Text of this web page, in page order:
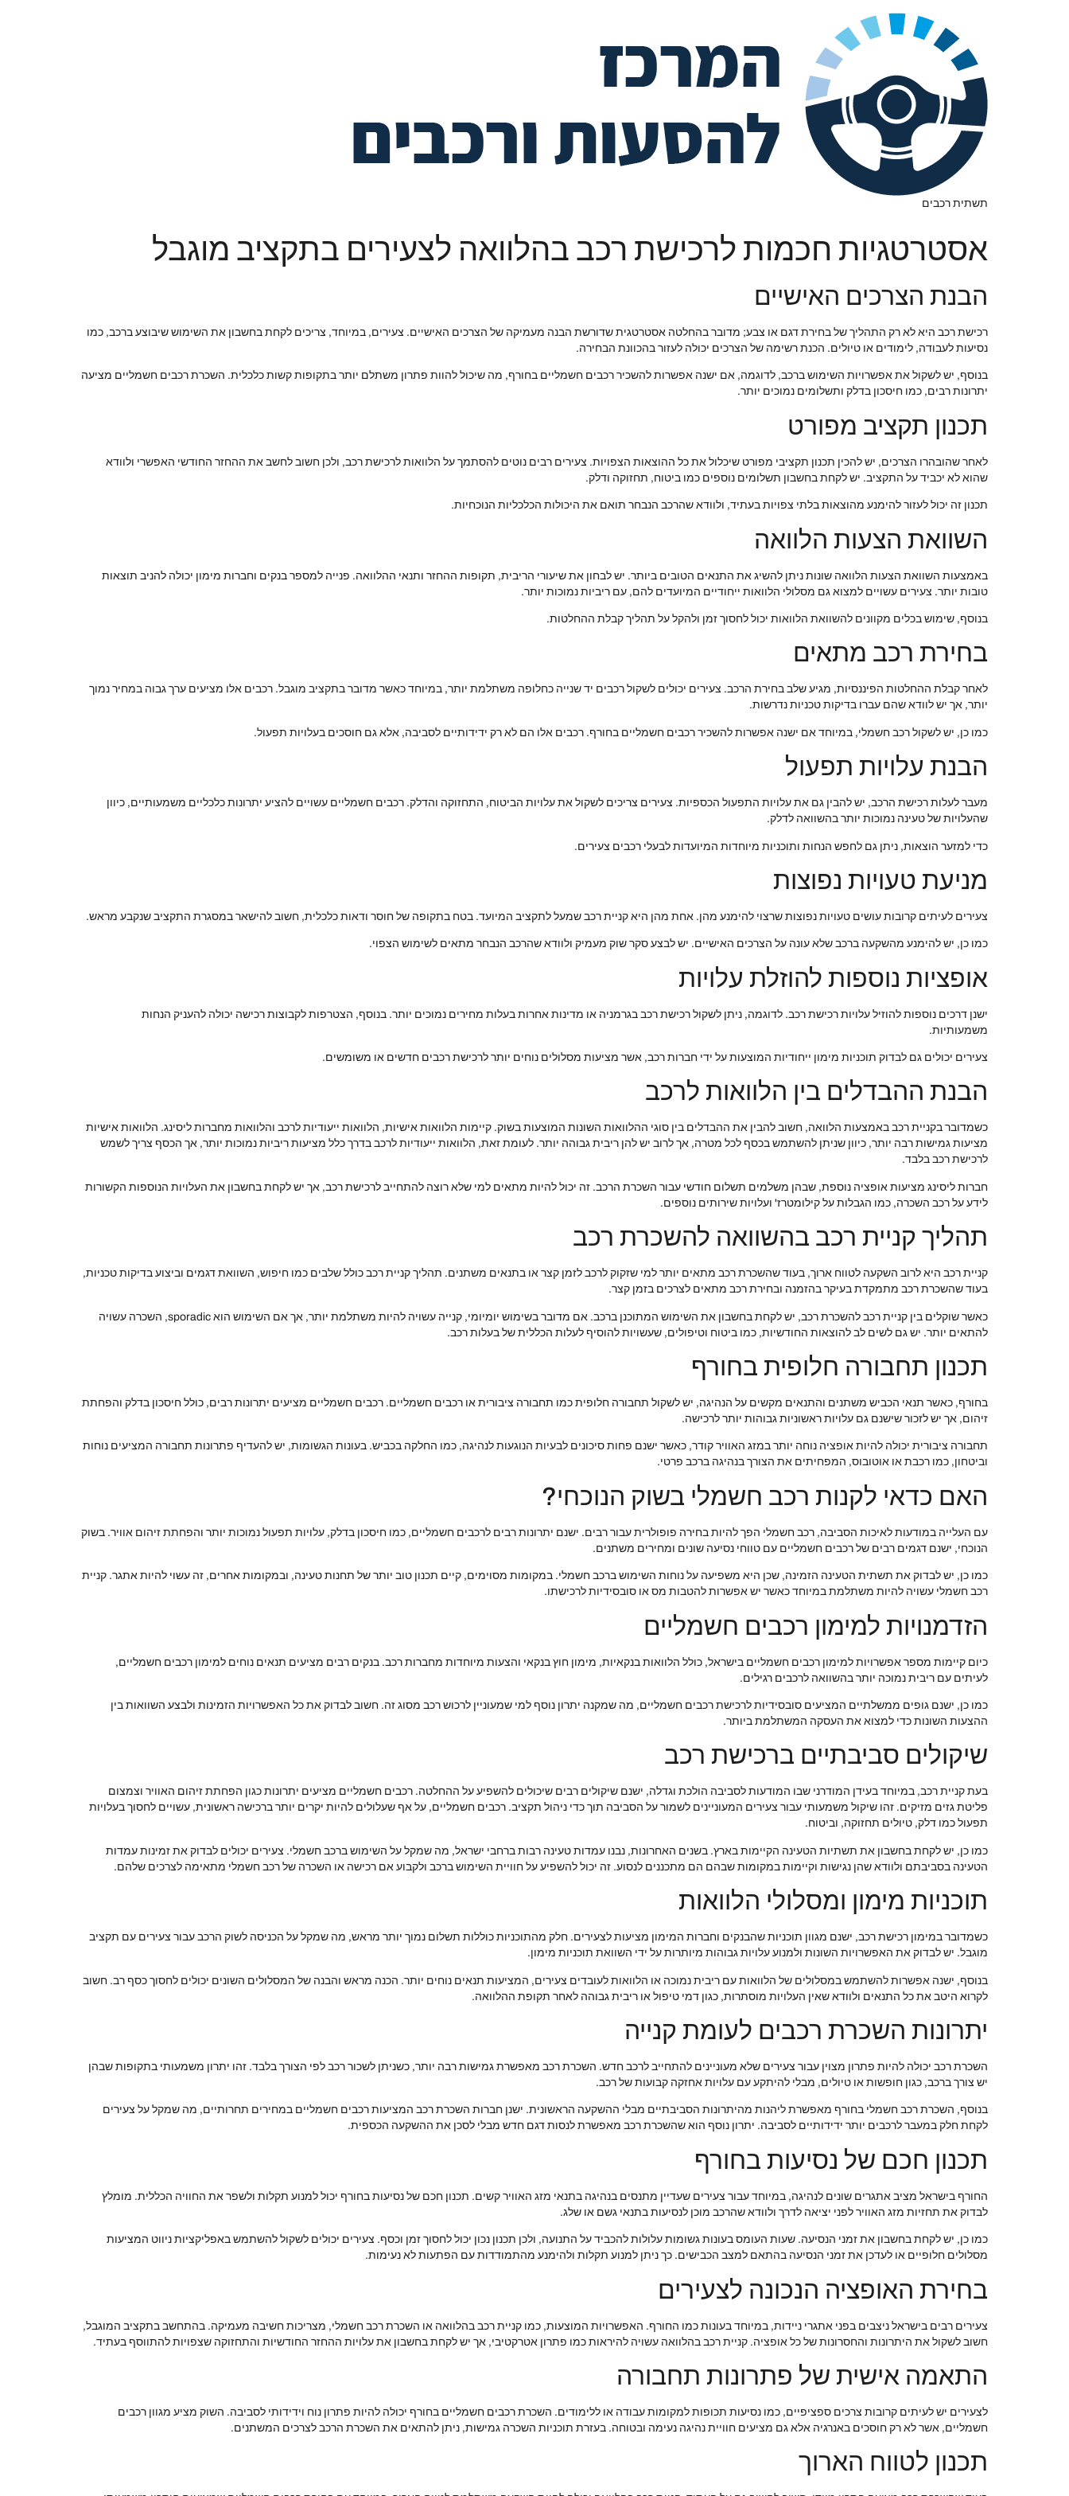
תשתית רכבים
אסטרטגיות חכמות לרכישת רכב בהלוואה לצעירים בתקציב מוגבל
הבנת הצרכים האישיים
רכישת רכב היא לא רק התהליך של בחירת דגם או צבע; מדובר בהחלטה אסטרטגית שדורשת הבנה מעמיקה של הצרכים האישיים. צעירים, במיוחד, צריכים לקחת בחשבון את השימוש שיבוצע ברכב, כמו
נסיעות לעבודה, לימודים או טיולים. הכנת רשימה של הצרכים יכולה לעזור בהכוונת הבחירה.
בנוסף, יש לשקול את אפשרויות השימוש ברכב, לדוגמה, אם ישנה אפשרות להשכיר רכבים חשמליים בחורף, מה שיכול להוות פתרון משתלם יותר בתקופות קשות כלכלית. השכרת רכבים חשמליים מציעה
יתרונות רבים, כמו חיסכון בדלק ותשלומים נמוכים יותר.
תכנון תקציב מפורט
לאחר שהובהרו הצרכים, יש להכין תכנון תקציבי מפורט שיכלול את כל ההוצאות הצפויות. צעירים רבים נוטים להסתמך על הלוואות לרכישת רכב, ולכן חשוב לחשב את ההחזר החודשי האפשרי ולוודא
שהוא לא יכביד על התקציב. יש לקחת בחשבון תשלומים נוספים כמו ביטוח, תחזוקה ודלק.
תכנון זה יכול לעזור להימנע מהוצאות בלתי צפויות בעתיד, ולוודא שהרכב הנבחר תואם את היכולות הכלכליות הנוכחיות.
השוואת הצעות הלוואה
באמצעות השוואת הצעות הלוואה שונות ניתן להשיג את התנאים הטובים ביותר. יש לבחון את שיעורי הריבית, תקופות ההחזר ותנאי ההלוואה. פנייה למספר בנקים וחברות מימון יכולה להניב תוצאות
טובות יותר. צעירים עשויים למצוא גם מסלולי הלוואות ייחודיים המיועדים להם, עם ריביות נמוכות יותר.
בנוסף, שימוש בכלים מקוונים להשוואת הלוואות יכול לחסוך זמן ולהקל על תהליך קבלת ההחלטות.
בחירת רכב מתאים
לאחר קבלת ההחלטות הפיננסיות, מגיע שלב בחירת הרכב. צעירים יכולים לשקול רכבים יד שנייה כחלופה משתלמת יותר, במיוחד כאשר מדובר בתקציב מוגבל. רכבים אלו מציעים ערך גבוה במחיר נמוך
יותר, אך יש לוודא שהם עברו בדיקות טכניות נדרשות.
כמו כן, יש לשקול רכב חשמלי, במיוחד אם ישנה אפשרות להשכיר רכבים חשמליים בחורף. רכבים אלו הם לא רק ידידותיים לסביבה, אלא גם חוסכים בעלויות תפעול.
הבנת עלויות תפעול
מעבר לעלות רכישת הרכב, יש להבין גם את עלויות התפעול הכספיות. צעירים צריכים לשקול את עלויות הביטוח, התחזוקה והדלק. רכבים חשמליים עשויים להציע יתרונות כלכליים משמעותיים, כיוון
שהעלויות של טעינה נמוכות יותר בהשוואה לדלק.
כדי למזער הוצאות, ניתן גם לחפש הנחות ותוכניות מיוחדות המיועדות לבעלי רכבים צעירים.
מניעת טעויות נפוצות
צעירים לעיתים קרובות עושים טעויות נפוצות שרצוי להימנע מהן. אחת מהן היא קניית רכב שמעל לתקציב המיועד. בטח בתקופה של חוסר ודאות כלכלית, חשוב להישאר במסגרת התקציב שנקבע מראש.
כמו כן, יש להימנע מהשקעה ברכב שלא עונה על הצרכים האישיים. יש לבצע סקר שוק מעמיק ולוודא שהרכב הנבחר מתאים לשימוש הצפוי.
אופציות נוספות להוזלת עלויות
ישנן דרכים נוספות להוזיל עלויות רכישת רכב. לדוגמה, ניתן לשקול רכישת רכב בגרמניה או מדינות אחרות בעלות מחירים נמוכים יותר. בנוסף, הצטרפות לקבוצות רכישה יכולה להעניק הנחות
משמעותיות.
צעירים יכולים גם לבדוק תוכניות מימון ייחודיות המוצעות על ידי חברות רכב, אשר מציעות מסלולים נוחים יותר לרכישת רכבים חדשים או משומשים.
הבנת ההבדלים בין הלוואות לרכב
כשמדובר בקניית רכב באמצעות הלוואה, חשוב להבין את ההבדלים בין סוגי ההלוואות השונות המוצעות בשוק. קיימות הלוואות אישיות, הלוואות ייעודיות לרכב והלוואות מחברות ליסינג. הלוואות אישיות
מציעות גמישות רבה יותר, כיוון שניתן להשתמש בכסף לכל מטרה, אך לרוב יש להן ריבית גבוהה יותר. לעומת זאת, הלוואות ייעודיות לרכב בדרך כלל מציעות ריביות נמוכות יותר, אך הכסף צריך לשמש
לרכישת רכב בלבד.
חברות ליסינג מציעות אופציה נוספת, שבהן משלמים תשלום חודשי עבור השכרת הרכב. זה יכול להיות מתאים למי שלא רוצה להתחייב לרכישת רכב, אך יש לקחת בחשבון את העלויות הנוספות הקשורות
לידע על רכב השכרה, כמו הגבלות על קילומטרז' ועלויות שירותים נוספים.
תהליך קניית רכב בהשוואה להשכרת רכב
קניית רכב היא לרוב השקעה לטווח ארוך, בעוד שהשכרת רכב מתאים יותר למי שזקוק לרכב לזמן קצר או בתנאים משתנים. תהליך קניית רכב כולל שלבים כמו חיפוש, השוואת דגמים וביצוע בדיקות טכניות,
בעוד שהשכרת רכב מתמקדת בעיקר בהזמנה ובחירת רכב מתאים לצרכים בזמן קצר.
כאשר שוקלים בין קניית רכב להשכרת רכב, יש לקחת בחשבון את השימוש המתוכנן ברכב. אם מדובר בשימוש יומיומי, קנייה עשויה להיות משתלמת יותר, אך אם השימוש הוא sporadic, השכרה עשויה
להתאים יותר. יש גם לשים לב להוצאות החודשיות, כמו ביטוח וטיפולים, שעשויות להוסיף לעלות הכללית של בעלות רכב.
תכנון תחבורה חלופית בחורף
בחורף, כאשר תנאי הכביש משתנים והתנאים מקשים על הנהיגה, יש לשקול תחבורה חלופית כמו תחבורה ציבורית או רכבים חשמליים. רכבים חשמליים מציעים יתרונות רבים, כולל חיסכון בדלק והפחתת
זיהום, אך יש לזכור שישנם גם עלויות ראשוניות גבוהות יותר לרכישה.
תחבורה ציבורית יכולה להיות אופציה נוחה יותר במזג האוויר קודר, כאשר ישנם פחות סיכונים לבעיות הנוגעות לנהיגה, כמו החלקה בכביש. בעונות הגשומות, יש להעדיף פתרונות תחבורה המציעים נוחות
וביטחון, כמו רכבת או אוטובוס, המפחיתים את הצורך בנהיגה ברכב פרטי.
האם כדאי לקנות רכב חשמלי בשוק הנוכחי?
עם העלייה במודעות לאיכות הסביבה, רכב חשמלי הפך להיות בחירה פופולרית עבור רבים. ישנם יתרונות רבים לרכבים חשמליים, כמו חיסכון בדלק, עלויות תפעול נמוכות יותר והפחתת זיהום אוויר. בשוק
הנוכחי, ישנם דגמים רבים של רכבים חשמליים עם טווחי נסיעה שונים ומחירים משתנים.
כמו כן, יש לבדוק את תשתית הטעינה הזמינה, שכן היא משפיעה על נוחות השימוש ברכב חשמלי. במקומות מסוימים, קיים תכנון טוב יותר של תחנות טעינה, ובמקומות אחרים, זה עשוי להיות אתגר. קניית
רכב חשמלי עשויה להיות משתלמת במיוחד כאשר יש אפשרות להטבות מס או סובסידיות לרכישתו.
הזדמנויות למימון רכבים חשמליים
כיום קיימות מספר אפשרויות למימון רכבים חשמליים בישראל, כולל הלוואות בנקאיות, מימון חוץ בנקאי והצעות מיוחדות מחברות רכב. בנקים רבים מציעים תנאים נוחים למימון רכבים חשמליים,
לעיתים עם ריבית נמוכה יותר בהשוואה לרכבים רגילים.
כמו כן, ישנם גופים ממשלתיים המציעים סובסידיות לרכישת רכבים חשמליים, מה שמקנה יתרון נוסף למי שמעוניין לרכוש רכב מסוג זה. חשוב לבדוק את כל האפשרויות הזמינות ולבצע השוואות בין
ההצעות השונות כדי למצוא את העסקה המשתלמת ביותר.
שיקולים סביבתיים ברכישת רכב
בעת קניית רכב, במיוחד בעידן המודרני שבו המודעות לסביבה הולכת וגדלה, ישנם שיקולים רבים שיכולים להשפיע על ההחלטה. רכבים חשמליים מציעים יתרונות כגון הפחתת זיהום האוויר וצמצום
פליטת גזים מזיקים. זהו שיקול משמעותי עבור צעירים המעוניינים לשמור על הסביבה תוך כדי ניהול תקציב. רכבים חשמליים, על אף שעלולים להיות יקרים יותר ברכישה ראשונית, עשויים לחסוך בעלויות
תפעול כמו דלק, טיולים תחזוקה, וביטוח.
כמו כן, יש לקחת בחשבון את תשתיות הטעינה הקיימות בארץ. בשנים האחרונות, נבנו עמדות טעינה רבות ברחבי ישראל, מה שמקל על השימוש ברכב חשמלי. צעירים יכולים לבדוק את זמינות עמדות
הטעינה בסביבתם ולוודא שהן נגישות וקיימות במקומות שבהם הם מתכננים לנסוע. זה יכול להשפיע על חוויית השימוש ברכב ולקבוע אם רכישה או השכרה של רכב חשמלי מתאימה לצרכים שלהם.
תוכניות מימון ומסלולי הלוואות
כשמדובר במימון רכישת רכב, ישנם מגוון תוכניות שהבנקים וחברות המימון מציעות לצעירים. חלק מהתוכניות כוללות תשלום נמוך יותר מראש, מה שמקל על הכניסה לשוק הרכב עבור צעירים עם תקציב
מוגבל. יש לבדוק את האפשרויות השונות ולמנוע עלויות גבוהות מיותרות על ידי השוואת תוכניות מימון.
בנוסף, ישנה אפשרות להשתמש במסלולים של הלוואות עם ריבית נמוכה או הלוואות לעובדים צעירים, המציעות תנאים נוחים יותר. הכנה מראש והבנה של המסלולים השונים יכולים לחסוך כסף רב. חשוב
לקרוא היטב את כל התנאים ולוודא שאין העלויות מוסתרות, כגון דמי טיפול או ריבית גבוהה לאחר תקופת ההלוואה.
יתרונות השכרת רכבים לעומת קנייה
השכרת רכב יכולה להיות פתרון מצוין עבור צעירים שלא מעוניינים להתחייב לרכב חדש. השכרת רכב מאפשרת גמישות רבה יותר, כשניתן לשכור רכב לפי הצורך בלבד. זהו יתרון משמעותי בתקופות שבהן
יש צורך ברכב, כגון חופשות או טיולים, מבלי להיתקע עם עלויות אחזקה קבועות של רכב.
בנוסף, השכרת רכב חשמלי בחורף מאפשרת ליהנות מהיתרונות הסביבתיים מבלי ההשקעה הראשונית. ישנן חברות השכרת רכב המציעות רכבים חשמליים במחירים תחרותיים, מה שמקל על צעירים
לקחת חלק במעבר לרכבים יותר ידידותיים לסביבה. יתרון נוסף הוא שהשכרת רכב מאפשרת לנסות דגם חדש מבלי לסכן את ההשקעה הכספית.
תכנון חכם של נסיעות בחורף
החורף בישראל מציב אתגרים שונים לנהיגה, במיוחד עבור צעירים שעדיין מתנסים בנהיגה בתנאי מזג האוויר קשים. תכנון חכם של נסיעות בחורף יכול למנוע תקלות ולשפר את החוויה הכללית. מומלץ
לבדוק את תחזיות מזג האוויר לפני יציאה לדרך ולוודא שהרכב מוכן לנסיעות בתנאי גשם או שלג.
כמו כן, יש לקחת בחשבון את זמני הנסיעה. שעות העומס בעונות גשומות עלולות להכביד על התנועה, ולכן תכנון נכון יכול לחסוך זמן וכסף. צעירים יכולים לשקול להשתמש באפליקציות ניווט המציעות
מסלולים חלופיים או לעדכן את זמני הנסיעה בהתאם למצב הכבישים. כך ניתן למנוע תקלות ולהימנע מהתמודדות עם הפתעות לא נעימות.
בחירת האופציה הנכונה לצעירים
צעירים רבים בישראל ניצבים בפני אתגרי ניידות, במיוחד בעונות כמו החורף. האפשרויות המוצעות, כמו קניית רכב בהלוואה או השכרת רכב חשמלי, מצריכות חשיבה מעמיקה. בהתחשב בתקציב המוגבל,
חשוב לשקול את היתרונות והחסרונות של כל אופציה. קניית רכב בהלוואה עשויה להיראות כמו פתרון אטרקטיבי, אך יש לקחת בחשבון את עלויות ההחזר החודשיות והתחזוקה שצפויות להתווסף בעתיד.
התאמה אישית של פתרונות תחבורה
לצעירים יש לעיתים קרובות צרכים ספציפיים, כמו נסיעות תכופות למקומות עבודה או ללימודים. השכרת רכבים חשמליים בחורף יכולה להיות פתרון נוח וידידותי לסביבה. השוק מציע מגוון רכבים
חשמליים, אשר לא רק חוסכים באנרגיה אלא גם מציעים חוויית נהיגה נעימה ובטוחה. בעזרת תוכניות השכרה גמישות, ניתן להתאים את השכרת הרכב לצרכים המשתנים.
תכנון לטווח הארוך